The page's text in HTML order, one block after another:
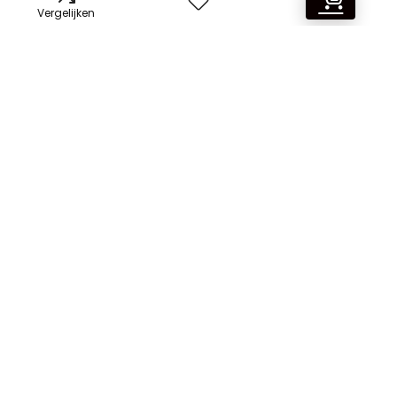
Vergelijken
Informatie